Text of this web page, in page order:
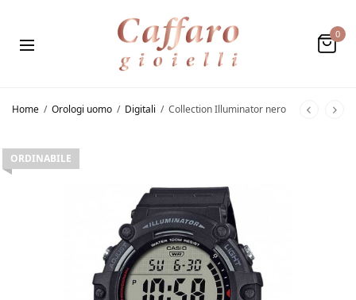
0
Home / Orologi uomo / Digitali / Collection Illuminator nero
ORDINABILE